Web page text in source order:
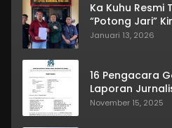
Ka Kuhu Resmi
“Potong Jari”
Januari 13, 2026
16 Pengacara
Laporan
November 15, 2025